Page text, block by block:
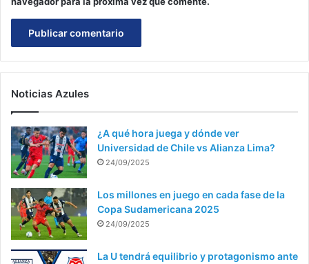
Noticias Azules
¿A qué hora juega y dónde ver
Universidad de Chile vs Alianza Lima?
24/09/2025
Los millones en juego en cada fase de la
Copa Sudamericana 2025
24/09/2025
La U tendrá equilibrio y protagonismo ante